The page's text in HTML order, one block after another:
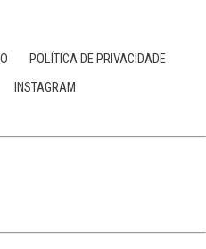
POLÍTICA DE PRIVACIDADE
INSTAGRAM